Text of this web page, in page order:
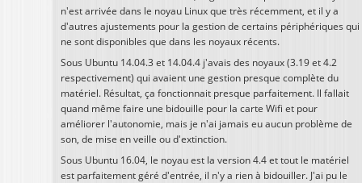
n'est arrivée dans le noyau Linux que très récemment, et il y a
d'autres ajustements pour la gestion de certains périphériques qui
ne sont disponibles que dans les noyaux récents.
Sous Ubuntu 14.04.3 et 14.04.4 j'avais des noyaux (3.19 et 4.2
respectivement) qui avaient une gestion presque complète du
matériel. Résultat, ça fonctionnait presque parfaitement. Il fallait
quand même faire une bidouille pour la carte Wifi et pour
améliorer l'autonomie, mais je n'ai jamais eu aucun problème de
son, de mise en veille ou d'extinction.
Sous Ubuntu 16.04, le noyau est la version 4.4 et tout le matériel
est parfaitement géré d'entrée, il n'y a rien à bidouiller. J'ai pu le